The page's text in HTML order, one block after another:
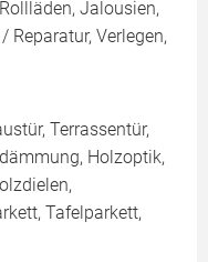
Jalousien,
Reparatur, Verlegen,
Terrassentür,
Holzoptik,
Tafelparkett,